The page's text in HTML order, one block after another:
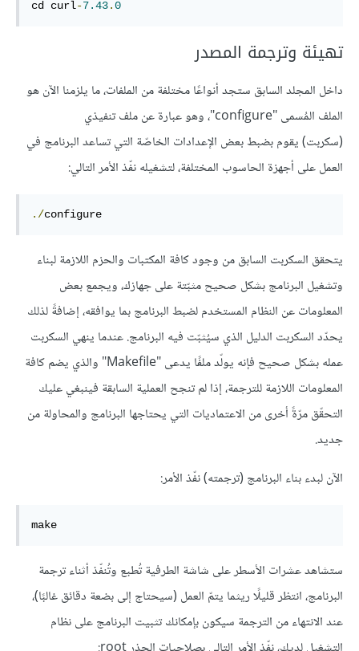
cd curl-7.43.0
تهيئة وترجمة المصدر
داخل المجلد السابق ستجد أنواعًا مختلفة من الملفات، ما يلزمنا الآن هو
الملف المُسمى "configure"، وهو عبارة عن ملف تنفيذي
(سكربت) يقوم بضبط بعض الإعدادات الخاصّة التي تساعد البرنامج في
العمل على أجهزة الحاسوب المختلفة، لتشغيله نفّذ الأمر التالي:
./configure
يتحقق السكربت السابق من وجود كافة المكتبات والحزم اللازمة لبناء
وتشغيل البرنامج بشكل صحيح مثبّتة على جهازك، ويجمع بعض
المعلومات عن النظام المستخدم لضبط البرنامج بما يوافقه، إضافةً لذلك
يحدّد السكربت الدليل الذي سيُثبّت فيه البرنامج. عندما ينهي السكربت
عمله بشكل صحيح فإنه يولّد ملفًا يدعى "Makefile" والذي يضم كافة
المعلومات اللازمة للترجمة، إذا لم تنجح العملية السابقة فينبغي عليك
التحقّق مرّةً أخرى من الاعتماديات التي يحتاجها البرنامج والمحاولة من
جديد.
الآن لبدء بناء البرنامج (ترجمته) نفّذ الأمر:
make
ستشاهد عشرات الأسطر على شاشة الطرفية تُطبع وتُنفّذ أثناء ترجمة
البرنامج، انتظر قليلًا ريثما يتمّ العمل (سيحتاج إلى بضعة دقائق غالبًا)،
عند الانتهاء من الترجمة سيكون بإمكانك تثبيت البرنامج على نظام